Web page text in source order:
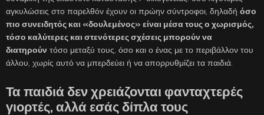
αγκυλώσεις στο παρελθόν έχουν οι πρώην σύντροφοι, δηλαδή όσο
πιο συνειδητός και «δουλεμένος» είναι μέσα τους ο χωρισμός,
τόσο καλύτερες και στενότερες σχέσεις μπορούν να
διατηρούν τόσο μεταξύ τους, όσο και ο ένας με το περιβάλλον του
άλλου, χωρίς αυτό να μπερδεύει ή να απορρυθμίζει τα παιδιά.
Τα παιδιά δεν χρειάζονται φανταχτερές
γιορτές, αλλά εσάς δίπλα τους